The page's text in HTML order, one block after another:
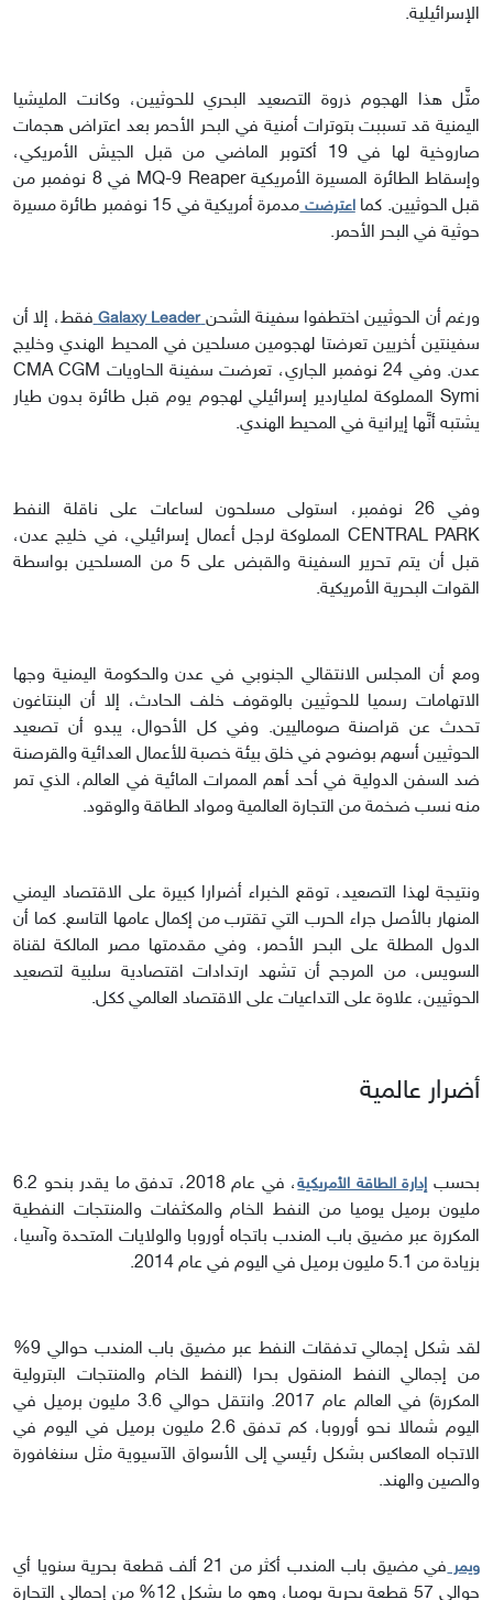
الإسرائيلية.
مثَّل هذا الهجوم ذروة التصعيد البحري للحوثيين، وكانت المليشيا
اليمنية قد تسببت بتوترات أمنية في البحر الأحمر بعد اعتراض هجمات
صاروخية لها في 19 أكتوبر الماضي من قبل الجيش الأمريكي،
وإسقاط الطائرة المسيرة الأمريكية MQ-9 Reaper في 8 نوفمبر من
قبل الحوثيين. كمااعترضت
مدمرة أمريكية في 15 نوفمبر طائرة مسيرة
حوثية في البحر الأحمر.
ورغم أن الحوثيين اختطفوا سفينة الشحن Galaxy Leader
فقط، إلا أن
سفينتين أخريين تعرضتا لهجومين مسلحين في المحيط الهندي وخليج
عدن. وفي 24 نوفمبر الجاري، تعرضت سفينة الحاويات CMA CGM
Symi المملوكة لملياردير إسرائيلي لهجوم يوم قبل طائرة بدون طيار
يشتبه أنَّها إيرانية في المحيط الهندي.
وفي 26 نوفمبر، استولى مسلحون لساعات على ناقلة النفط
CENTRAL PARK المملوكة لرجل أعمال إسرائيلي، في خليج عدن،
قبل أن يتم تحرير السفينة والقبض على 5 من المسلحين بواسطة
القوات البحرية الأمريكية.
ومع أن المجلس الانتقالي الجنوبي في عدن والحكومة اليمنية وجها
الاتهامات رسميا للحوثيين بالوقوف خلف الحادث، إلا أن البنتاغون
تحدث عن قراصنة صوماليين. وفي كل الأحوال، يبدو أن تصعيد
الحوثيين أسهم بوضوح في خلق بيئة خصبة للأعمال العدائية والقرصنة
ضد السفن الدولية في أحد أهم الممرات المائية في العالم، الذي تمر
منه نسب ضخمة من التجارة العالمية ومواد الطاقة والوقود.
ونتيجة لهذا التصعيد، توقع الخبراء أضرارا كبيرة على الاقتصاد اليمني
المنهار بالأصل جراء الحرب التي تقترب من إكمال عامها التاسع. كما أن
الدول المطلة على البحر الأحمر، وفي مقدمتها مصر المالكة لقناة
السويس، من المرجح أن تشهد ارتدادات اقتصادية سلبية لتصعيد
الحوثيين، علاوة على التداعيات على الاقتصاد العالمي ككل.
أضرار عالمية
بحسب إدارة الطاقة الأمريكية
، في عام 2018، تدفق ما يقدر بنحو 6.2
مليون برميل يوميا من النفط الخام والمكثفات والمنتجات النفطية
المكررة عبر مضيق باب المندب باتجاه أوروبا والولايات المتحدة وآسيا،
بزيادة من 5.1 مليون برميل في اليوم في عام 2014.
لقد شكل إجمالي تدفقات النفط عبر مضيق باب المندب حوالي 9%
من إجمالي النفط المنقول بحرا (النفط الخام والمنتجات البترولية
المكررة) في العالم عام 2017. وانتقل حوالي 3.6 مليون برميل في
اليوم شمالا نحو أوروبا، كم تدفق 2.6 مليون برميل في اليوم في
الاتجاه المعاكس بشكل رئيسي إلى الأسواق الآسيوية مثل سنغافورة
والصين والهند.
ويمر
في مضيق باب المندب أكثر من 21 ألف قطعة بحرية سنويا أي
حوالي 57 قطعة بحرية يوميا، وهو ما يشكل 12% من إجمالي التجارة